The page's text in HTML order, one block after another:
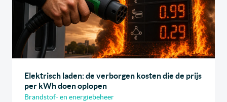
Elektrisch laden: de verborgen kosten die de prijs
per kWh doen oplopen
Brandstof- en energiebeheer